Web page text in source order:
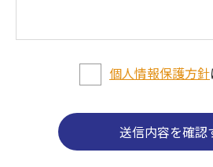
個人情報保護方針